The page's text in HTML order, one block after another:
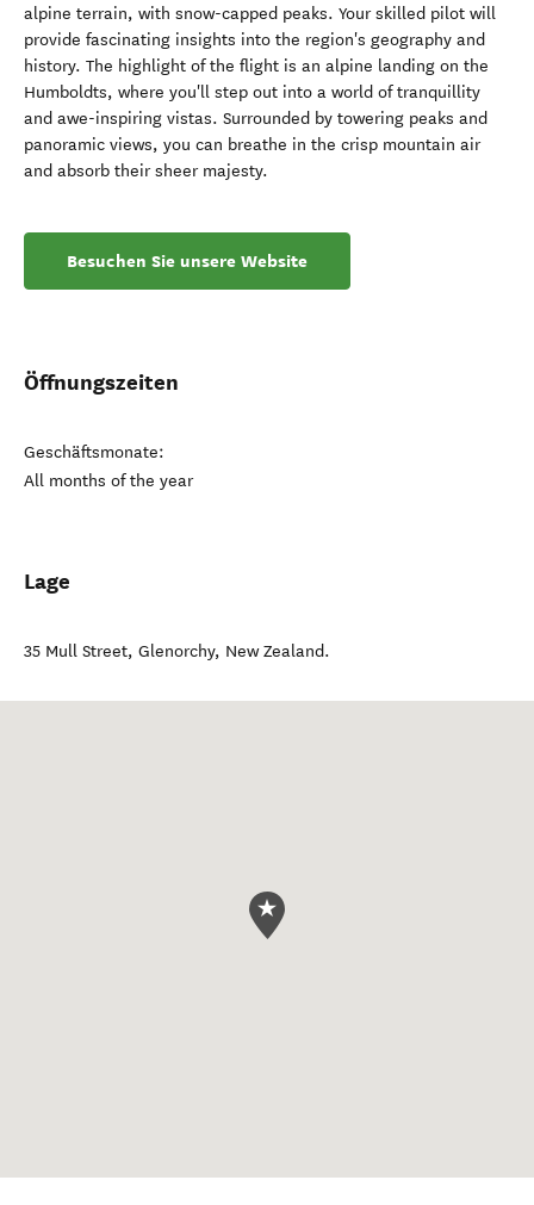
alpine terrain, with snow-capped peaks. Your skilled pilot will
provide fascinating insights into the region's geography and
history. The highlight of the flight is an alpine landing on the
Humboldts, where you'll step out into a world of tranquillity
and awe-inspiring vistas. Surrounded by towering peaks and
panoramic views, you can breathe in the crisp mountain air
and absorb their sheer majesty.
Besuchen Sie unsere Website
Öffnungszeiten
Geschäftsmonate:
All months of the year
Lage
35 Mull Street, Glenorchy, New Zealand.